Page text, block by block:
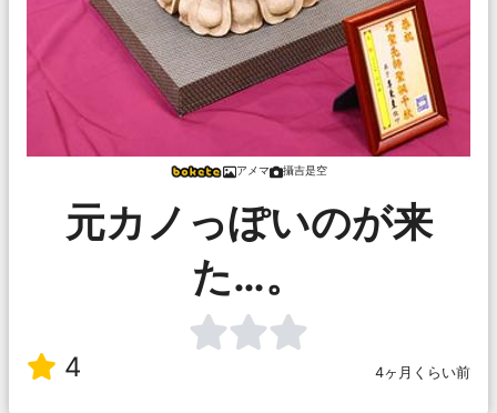
アメマ 攝吉是空
元カノっぽいのが来
た…。
4 4ヶ月くらい前